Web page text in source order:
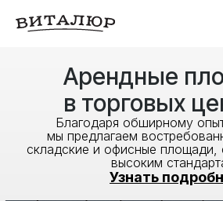
Арендные
в торговых
Благодаря обширному
мы предлагаем
складские и офисные площади,
высоким
Узнать